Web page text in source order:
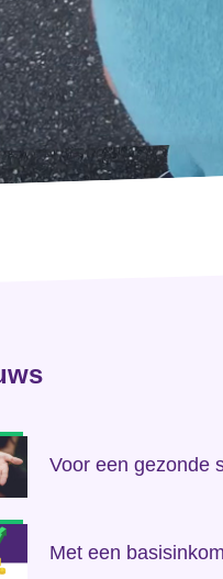
Voor een gezonde
Met een